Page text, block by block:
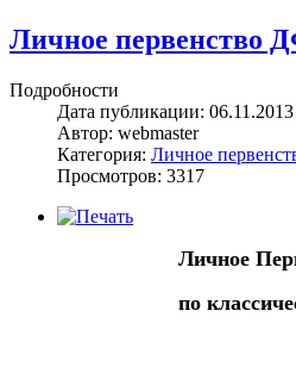
Личное первенство
Подробности
Дата публикации:
Автор: webmaster
Категория: Личное
Просмотров: 3317
Личное
по